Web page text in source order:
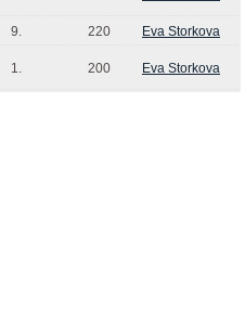
9. 220
Eva Storkova
1. 200 Eva Storkova